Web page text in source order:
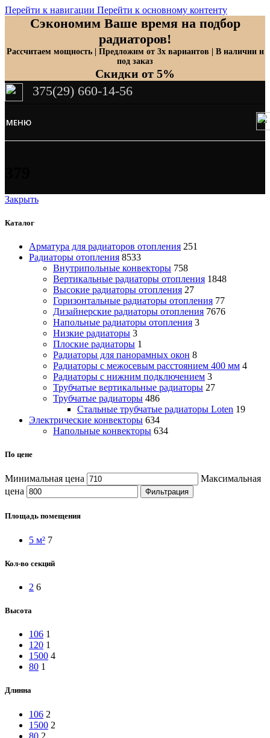
Перейти к навигации Перейти к основному контенту
Сэкономим Ваше время на подбор
радиаторов!
Рассчитаем мощность | Предложим от 3х вариантов | В наличии и
под заказ
Скидки от 5%
375(29) 660-14-56
МЕНЮ
Закрыть
Каталог
Арматура для радиаторов отопления 251
Радиаторы отопления 8533
Внутрипольные конвекторы 758
Вертикальные радиаторы отопления 1848
Высокие радиаторы отопления 27
Горизонтальные радиаторы отопления 77
Дизайнерские радиаторы отопления 7676
Напольные радиаторы отопления 3
Низкие радиаторы 3
Плоские радиаторы 1
Радиаторы для панорамных окон 8
Радиаторы с межосевым расстоянием 400 мм 4
Радиаторы с нижним подключением 3
Трубчатые вертикальные радиаторы 27
Трубчатые радиаторы 486
Cтальные трубчатые радиаторы Loten 19
Электрические конвекторы 634
Напольные конвекторы 634
По цене
Минимальная цена
Максимальная
цена
Фильтрация
Площадь помещения
5 м² 7
Кол-во секций
2 6
Высота
106 1
120 1
1500 4
80 1
Длинна
106 2
1500 2
80 2